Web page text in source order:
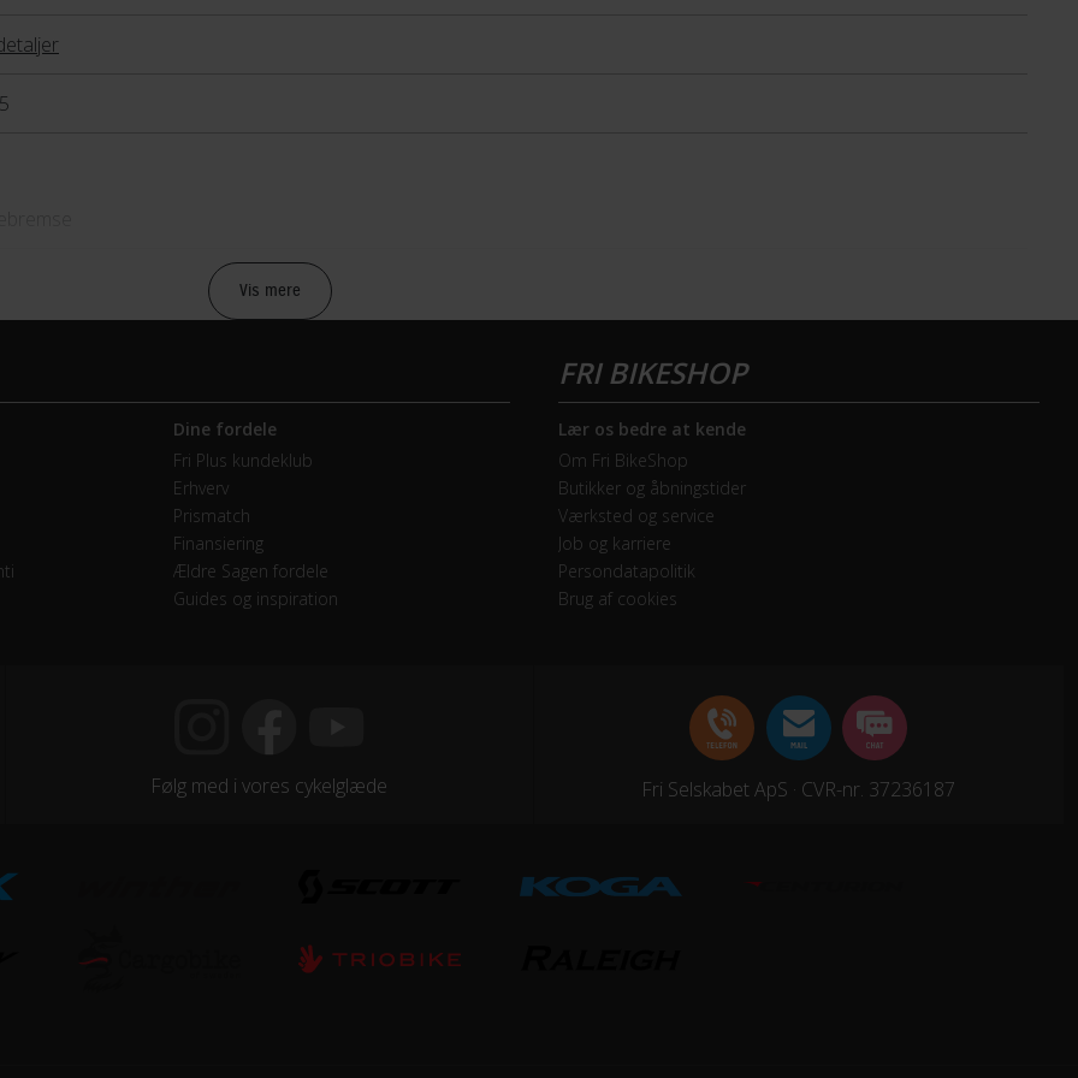
Vis mere
Dine fordele
Fri Plus kundeklub
Erhverv
Prismatch
Finansiering
Ældre Sagen fordele
Guides og inspiration
Lær os bedre at kende
Om Fri BikeShop
Butikker og åbningstider
Værksted og service
Job og karriere
Persondatapolitik
Brug af cookies
Følg med i vores cykelglæde Fri Selskabet ApS · CVR-nr. 37236187